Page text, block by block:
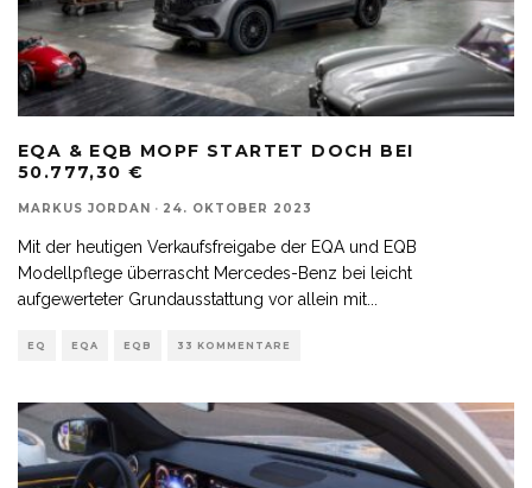
EQA & EQB MOPF STARTET DOCH BEI
50.777,30 €
MARKUS JORDAN · 24. OKTOBER 2023
Mit der heutigen Verkaufsfreigabe der EQA und EQB
Modellpflege überrascht Mercedes-Benz bei leicht
aufgewerteter Grundausstattung vor allein mit...
EQ EQA EQB 33 KOMMENTARE